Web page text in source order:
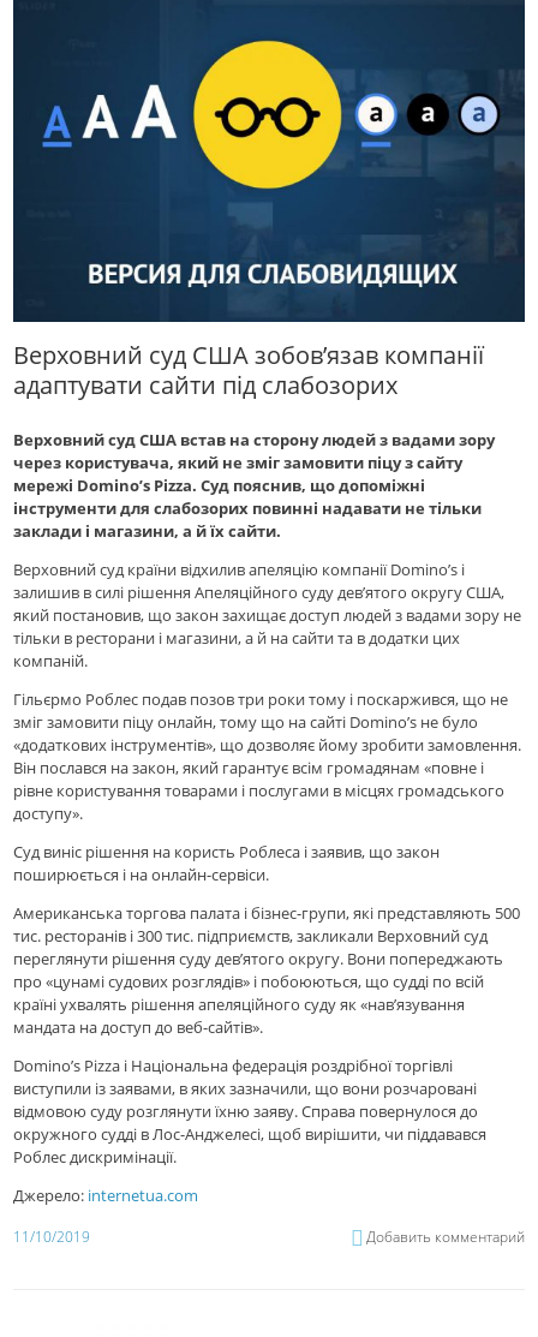
Верховний суд США зобов’язав компанії
адаптувати сайти під слабозорих
Верховний суд США встав на сторону людей з вадами зору
через користувача, який не зміг замовити піцу з сайту
мережі Domino’s Pizza. Суд пояснив, що допоміжні
інструменти для слабозорих повинні надавати не тільки
заклади і магазини, а й їх сайти.
Верховний суд країни відхилив апеляцію компанії Domino’s і
залишив в силі рішення Апеляційного суду дев’ятого округу США,
який постановив, що закон захищає доступ людей з вадами зору не
тільки в ресторани і магазини, а й на сайти та в додатки цих
компаній.
Гільєрмо Роблес подав позов три роки тому і поскаржився, що не
зміг замовити піцу онлайн, тому що на сайті Domino’s не було
«додаткових інструментів», що дозволяє йому зробити замовлення.
Він послався на закон, який гарантує всім громадянам «повне і
рівне користування товарами і послугами в місцях громадського
доступу».
Суд виніс рішення на користь Роблеса і заявив, що закон
поширюється і на онлайн-сервіси.
Американська торгова палата і бізнес-групи, які представляють 500
тис. ресторанів і 300 тис. підприємств, закликали Верховний суд
переглянути рішення суду дев’ятого округу. Вони попереджають
про «цунамі судових розглядів» і побоюються, що судді по всій
країні ухвалять рішення апеляційного суду як «нав’язування
мандата на доступ до веб-сайтів».
Domino’s Pizza і Національна федерація роздрібної торгівлі
виступили із заявами, в яких зазначили, що вони розчаровані
відмовою суду розглянути їхню заяву. Справа повернулося до
окружного судді в Лос-Анджелесі, щоб вирішити, чи піддавався
Роблес дискримінації.
Джерело: internetua.com
11/10/2019 Добавить комментарий